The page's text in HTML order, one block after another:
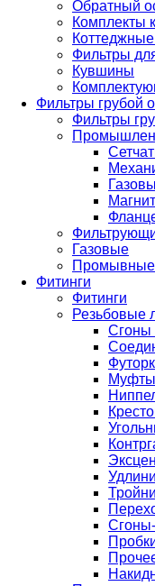
Обратный
Комплекты
Фильтры
Кувшины
Фильтры грубой
Фильтры
Газовые
Промывные
Фитинги
Фитинги
Резьбовые
Сгоны
Муфты